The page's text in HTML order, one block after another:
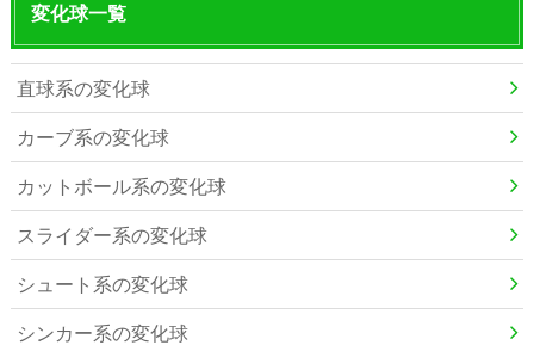
変化球一覧
直球系の変化球
カーブ系の変化球
カットボール系の変化球
スライダー系の変化球
シュート系の変化球
シンカー系の変化球